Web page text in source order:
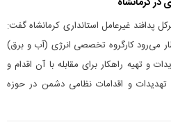
پدافند غیرعامل استانداری کرمانشاه گفت:
می‌رود کارگروه تخصصی انرژی (آب و برق)
و تهیه راهکار برای مقابله با آن اقدام و
تهدیدات و اقدامات نظامی دشمن در حوزه